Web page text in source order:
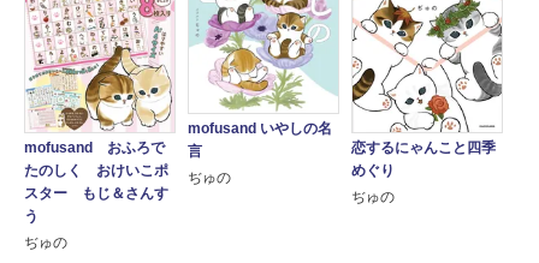
mofusand おふろで
たのしく おけいこポ
スター もじ＆さんす
う
ぢゅの
mofusand いやしの名
言
ぢゅの
恋するにゃんこと四季
めぐり
ぢゅの